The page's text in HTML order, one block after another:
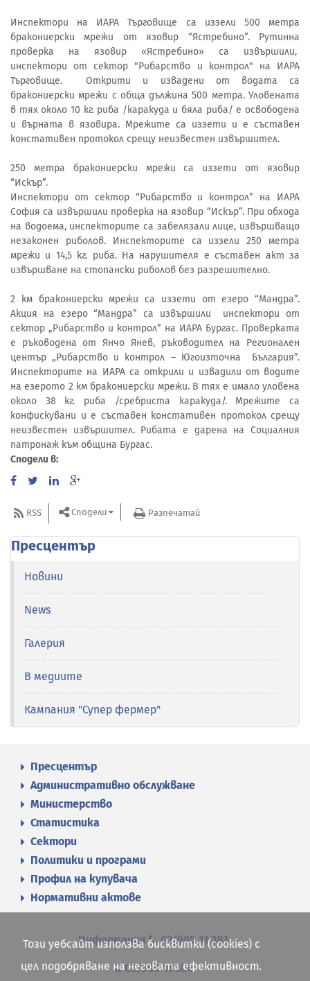
Инспектори на ИАРА Търговище са иззели 500 метра
бракониерски мрежи от язовир “Ястребино”. Рутинна
проверка на язовир «Ястребино» са извършили,
инспектори от сектор "Рибарство и контрол" на ИАРА
Търговище. Открити и извадени от водата са
бракониерски мрежи с обща дължина 500 метра. Уловената
в тях около 10 кг. риба /каракуда и бяла риба/ е освободена
и върната в язовира. Мрежите са иззети и е съставен
констативен протокол срещу неизвестен извършител.
250 метра бракониерски мрежи са иззети от язовир
“Искър”.
Инспектори от сектор “Рибарство и контрол” на ИАРА
София са извършили проверка на язовир “Искър”. При обхода
на водоема, инспекторите са забелязали лице, извършващо
незаконен риболов. Инспекторите са иззели 250 метра
мрежи и 14,5 кг. риба. На нарушителя е съставен акт за
извършване на стопански риболов без разрешително.
2 км бракониерски мрежи са иззети от езеро “Мандра”.
Акция на езеро “Мандра” са извършили инспектори от
сектор „Рибарство и контрол” на ИАРА Бургас. Проверката
е ръководена от Янчо Янев, ръководител на Регионален
център „Рибарство и контрол – Югоизточна България”.
Инспекторите на ИАРА са открили и извадили от водите
на езерото 2 км бракониерски мрежи. В тях е имало уловена
около 38 кг. риба /сребриста каракуда/. Мрежите са
конфискувани и е съставен констативен протокол срещу
неизвестен извършител. Рибата е дарена на Социалния
патронаж към община Бургас.
Сподели в:
RSS Сподели Разпечатай
Пресцентър
Новини
News
Галерия
В медиите
Кампания "Супер фермер"
Пресцентър
Административно обслужване
Министерство
Статистика
Сектори
Политики и програми
Профил на купувача
Нормативни актове
Информация 02/985 11 383
02/985 11 384
Този уебсайт използва бисквитки (cookies) с
цел подобряване на неговата ефективност.